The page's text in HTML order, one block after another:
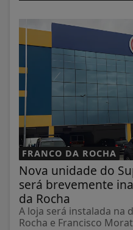
FRANCO DA ROCHA
Nova unidade do
será brevemente
da Rocha
A loja será instalada na
Rocha e Francisco